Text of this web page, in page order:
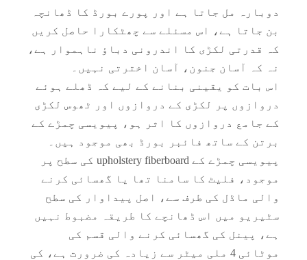
دوبارہ مل جاتا ہے اور پورے بورڈ کا ڈھانچہ
بن جاتا ہے، اس مسئلے سے چھٹکارا حاصل کریں
کہ قدرتی لکڑی کا اندرونی دباؤ ناہموار ہے،
نہ کہ آسان جنون، آسان اخترتی نہیں۔
اس بات کو یقینی بنانے کے لیے کہ ڈھلے ہوئے
دروازوں پر لکڑی کے دروازوں اور ٹھوس لکڑی
کے جامع دروازوں کا اثر ہو، پیویسی چمڑے کے
برتن کے ساتھ فائبر بورڈ بھی موجود ہیں۔
پیویسی چمڑے کے upholstery fiberboard کی سطح پر
موجود، فلیٹ کا سامنا تھا یا گھسائی کرنے
والی ماڈل کی طرف سے، اصل پیداوار کی سطح
سٹیریو میں اس ڈھانچے کا طریقہ مضبوط نہیں
ہے، پینل کی گھسائی کرنے والی قسم کی
موٹائی 4 ملی میٹر سے زیادہ کی ضرورت ہے، کی